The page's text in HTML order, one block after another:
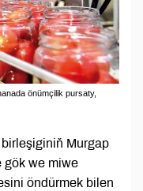
önümçilik pursaty,
Murgap
gök we miwe
öndürmek bilen